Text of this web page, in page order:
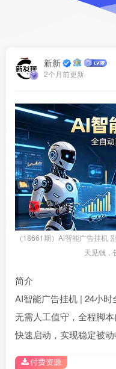
新新
2个月前更新
（18661期）Ai智能广告挂机
天见钱，
简介
AI智能广告挂机 | 24小
无需人工值守，全程脚
快速启动，实现稳定被动
付费资源